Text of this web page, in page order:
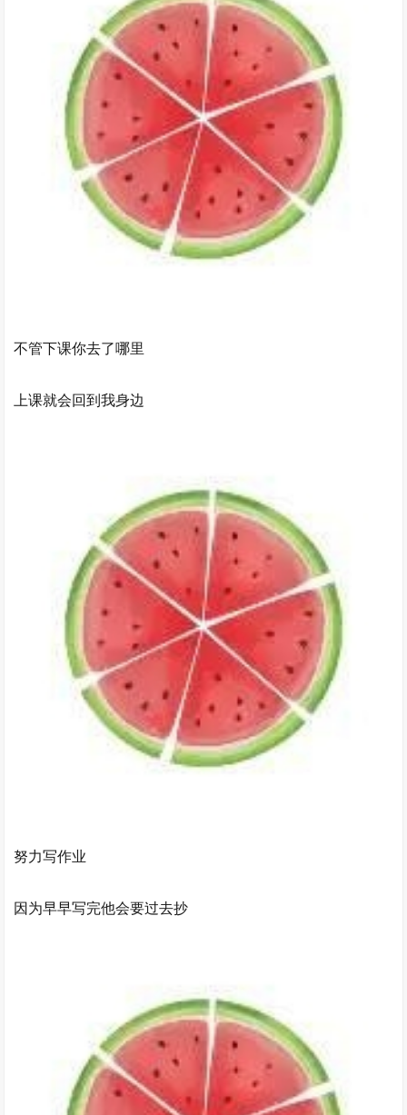
不管下课你去了哪里
上课就会回到我身边
努力写作业
因为早早写完他会要过去抄